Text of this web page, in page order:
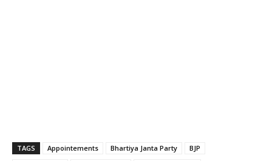
TAGS Appointements Bhartiya Janta Party
BJP